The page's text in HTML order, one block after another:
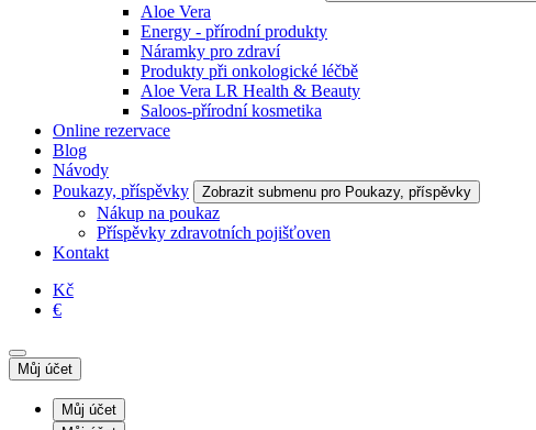
Aloe Vera
Energy - přírodní produkty
Náramky pro zdraví
Produkty při onkologické léčbě
Aloe Vera LR Health & Beauty
Saloos-přírodní kosmetika
Online rezervace
Blog
Návody
Poukazy, příspěvky
Zobrazit submenu pro Poukazy, příspěvky
Nákup na poukaz
Příspěvky zdravotních pojišťoven
Kontakt
Kč
€
Můj účet
Můj účet